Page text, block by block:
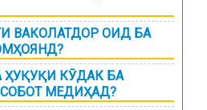
ВАКОЛАТДОР ОИД БА
ҲУҚУҚИ КӮДАК БА
МЕДИҲАД?